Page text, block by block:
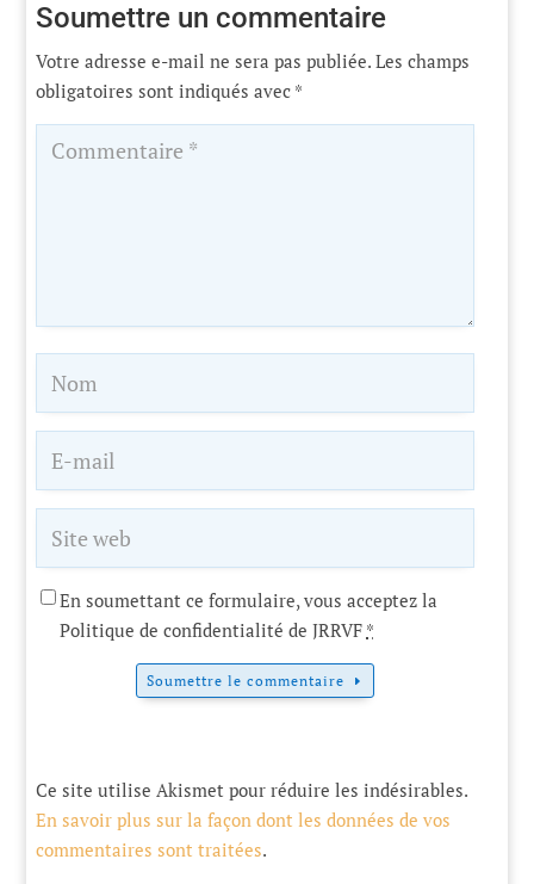
Soumettre un commentaire
Votre adresse e-mail ne sera pas publiée. Les champs
obligatoires sont indiqués avec *
En soumettant ce formulaire, vous acceptez la
Politique de confidentialité de JRRVF *
Soumettre le commentaire
Ce site utilise Akismet pour réduire les indésirables.
En savoir plus sur la façon dont les données de vos
commentaires sont traitées.